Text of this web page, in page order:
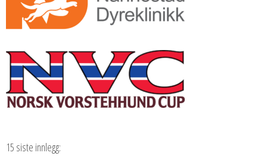
15 siste innlegg: